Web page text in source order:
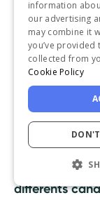
#3
et de
🔸 Classement
produits qui
produits de
différents
information
our advertising
may combine it
you’ve provided
collected from
Cookie Policy